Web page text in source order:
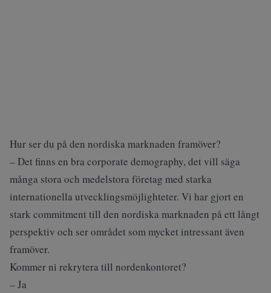
Hur ser du på den nordiska marknaden framöver?
– Det finns en bra corporate demography, det vill säga
många stora och medelstora företag med starka
internationella utvecklingsmöjlighteter. Vi har gjort en
stark commitment till den nordiska marknaden på ett långt
perspektiv och ser området som mycket intressant även
framöver.
Kommer ni rekrytera till nordenkontoret?
– Ja